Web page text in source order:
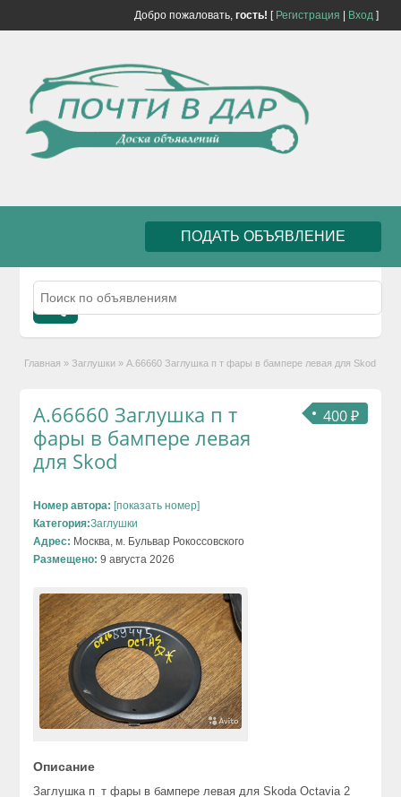
Добро пожаловать, гость! [ Регистрация Вход]
ПОДАТЬ ОБЪЯВЛЕНИЕ
Главная » Заглушки » А.66660 Заглушка п т фары в бампере левая для Skod
400 ₽
А.66660 Заглушка п т
фары в бампере левая
для Skod
Номер автора: [показать номер]
Категория:Заглушки
Адрес: Москва, м. Бульвар Рокоссовского
Размещено: 9 августа 2026
Описание
Заглушка п_т фары в бампере левая для Skoda Octavia 2